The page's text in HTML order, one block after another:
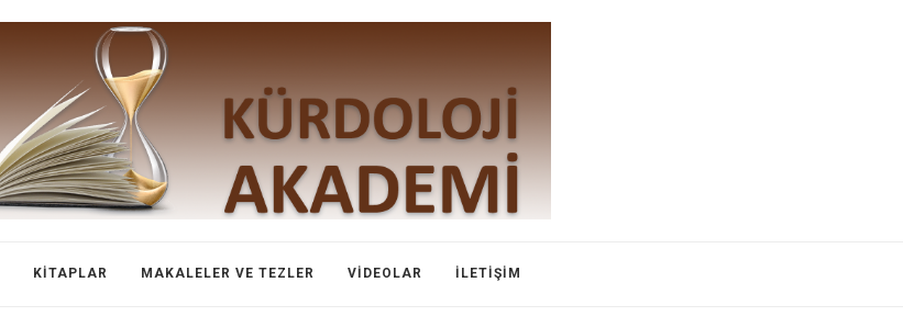
KITAPLAR MAKALELER VE TEZLER VIDEOLAR İLETIŞIM